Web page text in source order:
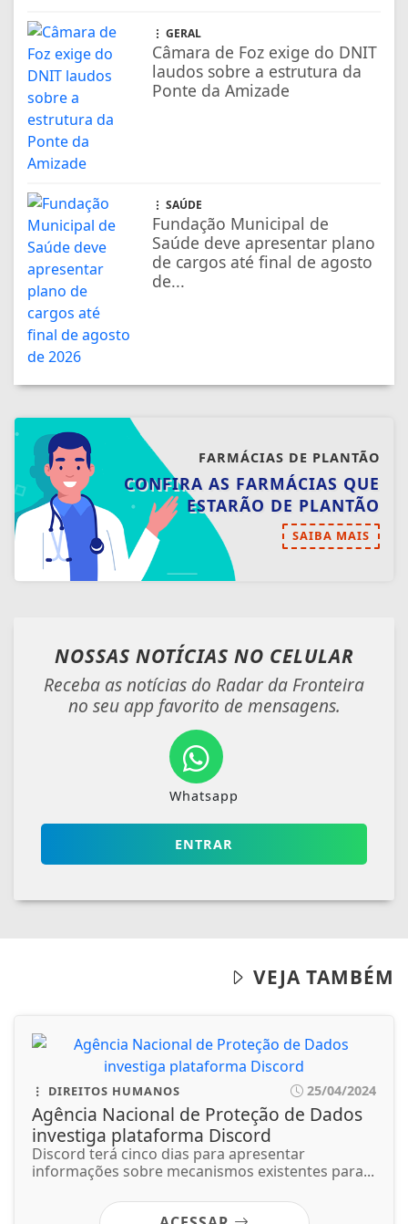
GERAL
Câmara de Foz exige do DNIT
laudos sobre a estrutura da
Ponte da Amizade
SAÚDE
Fundação Municipal de
Saúde deve apresentar plano
de cargos até final de agosto
de...
FARMÁCIAS DE PLANTÃO
CONFIRA AS FARMÁCIAS QUE
ESTARÃO DE PLANTÃO
SAIBA MAIS
NOSSAS NOTÍCIAS NO CELULAR
Receba as notícias do Radar da Fronteira
no seu app favorito de mensagens.
Whatsapp
ENTRAR
VEJA TAMBÉM
DIREITOS HUMANOS 25/04/2024
Agência Nacional de Proteção de Dados
investiga plataforma Discord
Discord terá cinco dias para apresentar
informações sobre mecanismos existentes para...